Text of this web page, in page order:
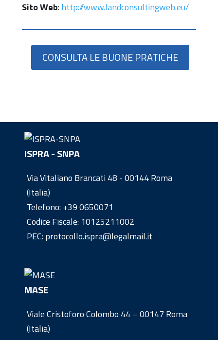
Sito Web:http://www.landconsultingweb.eu/
CONSULTA LE BUONE PRATICHE
ISPRA - SNPA
Via Vitaliano Brancati 48 - 00144 Roma
(Italia)
Telefono:+39 0650071
Codice Fiscale: 10125211002
PEC: protocollo.ispra@legalmail.it
MASE
Viale Cristoforo Colombo 44 – 00147 Roma
(Italia)